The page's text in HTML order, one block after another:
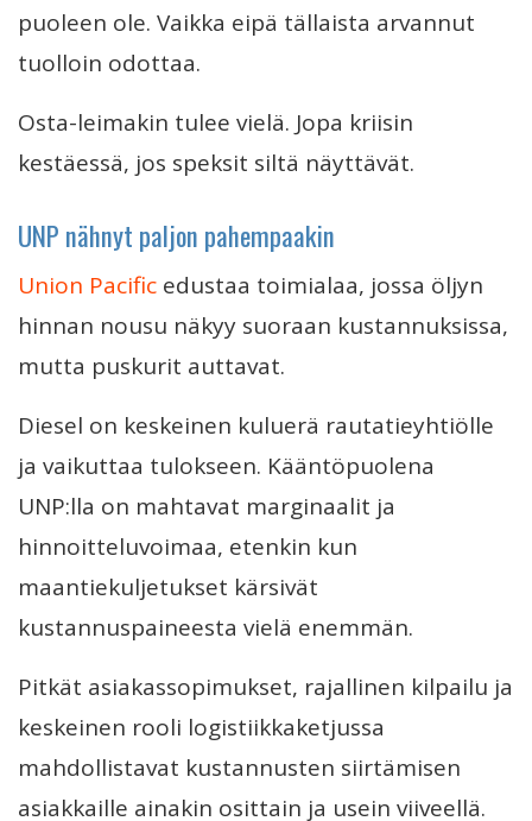
puoleen ole. Vaikka eipä tällaista arvannut
tuolloin odottaa.
Osta-leimakin tulee vielä. Jopa kriisin
kestäessä, jos speksit siltä näyttävät.
UNP nähnyt paljon pahempaakin
Union Pacific edustaa toimialaa, jossa öljyn
hinnan nousu näkyy suoraan kustannuksissa,
mutta puskurit auttavat.
Diesel on keskeinen kuluerä rautatieyhtiölle
ja vaikuttaa tulokseen. Kääntöpuolena
UNP:lla on mahtavat marginaalit ja
hinnoitteluvoimaa, etenkin kun
maantiekuljetukset kärsivät
kustannuspaineesta vielä enemmän.
Pitkät asiakassopimukset, rajallinen kilpailu ja
keskeinen rooli logistiikkaketjussa
mahdollistavat kustannusten siirtämisen
asiakkaille ainakin osittain ja usein viiveellä.